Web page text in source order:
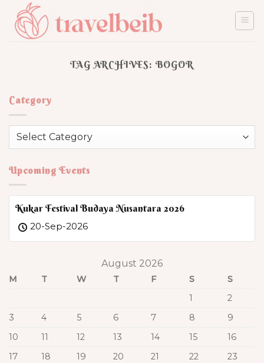
content
TAG ARCHIVES: BOGOR
Category
Category
Upcoming Events
Kukar Festival Budaya Nusantara 2026
20-Sep-2026
August 2026
M T W T F S
S
1
2
3
4 5 6 7 8
9
10
11 12 13 14 15
16
17
18 19 20 21 22
23